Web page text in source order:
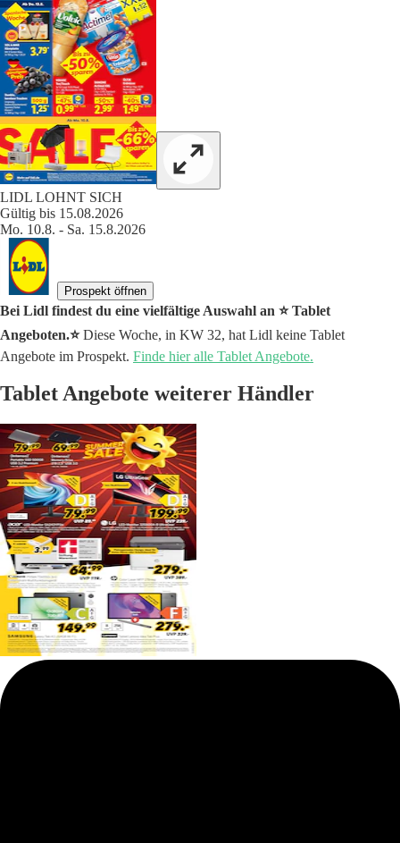
LIDL LOHNT SICH
Gültig bis 15.08.2026
Mo. 10.8. - Sa. 15.8.2026
Prospekt öffnen
Bei Lidl findest du eine vielfältige Auswahl an ⭐️ Tablet
Angeboten.⭐️Diese Woche, in KW 32, hat Lidl keine Tablet
Angebote im Prospekt. Finde hier alle Tablet Angebote.
Tablet Angebote weiterer Händler